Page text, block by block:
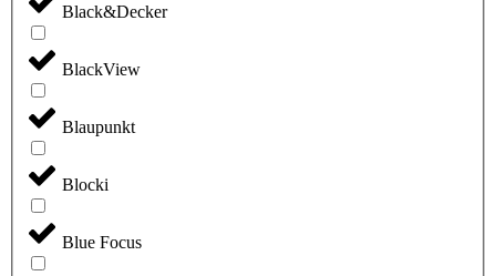
Black&Decker
BlackView
Blaupunkt
Blocki
Blue Focus